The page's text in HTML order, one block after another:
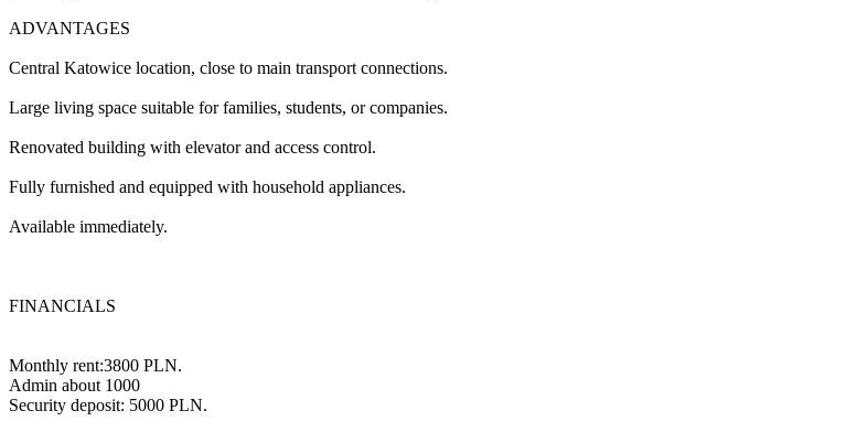
ADVANTAGES
Central Katowice location, close to main transport connections.
Large living space suitable for families, students, or companies.
Renovated building with elevator and access control.
Fully furnished and equipped with household appliances.
Available immediately.
FINANCIALS
Monthly rent:3800 PLN.
Admin about 1000
Security deposit: 5000 PLN.